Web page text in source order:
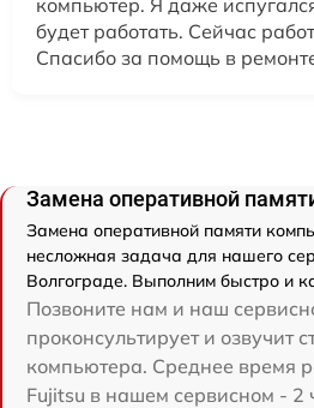
компьютер. Я даже
будет работать. Сейчас
Спасибо за помощь в
Замена оперативной
Замена оперативной памяти
несложная задача для нашего
Волгограде. Выполним быстро и
Позвоните нам и наш
проконсультирует и озвучит
компьютера. Среднее время
Fujitsu в нашем сервисном - 2